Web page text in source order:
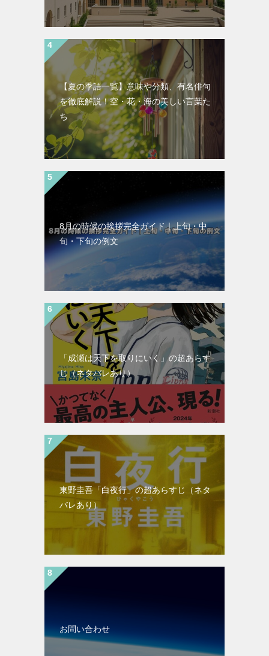
【夏の季語一覧】意味や分類、有名俳句
を徹底解説！空・花・海の美しい言葉た
ち
8月の時候の挨拶完全ガイド｜上旬・中
旬・下旬の例文
「成瀬は天下を取りにいく」の超あらす
じ（ネタバレあり）
東野圭吾「白夜行」の超あらすじ（ネタ
バレあり）
お問い合わせ